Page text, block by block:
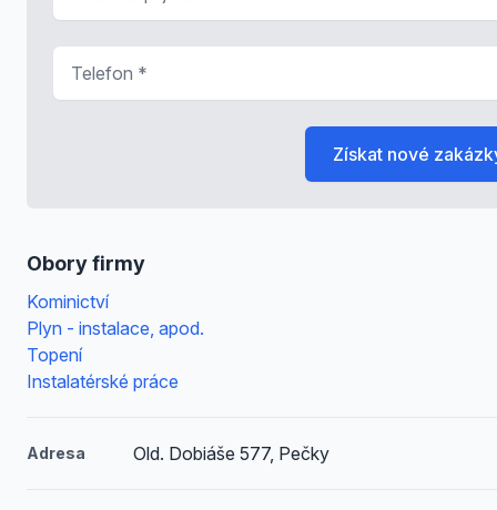
Obory firmy
Kominictví
Plyn - instalace, apod.
Topení
Instalatérské práce
Adresa Old. Dobiáše 577, Pečky
Získat nové